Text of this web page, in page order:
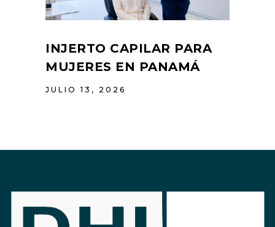
INJERTO CAPILAR PARA
MUJERES EN PANAMÁ
JULIO 13, 2026